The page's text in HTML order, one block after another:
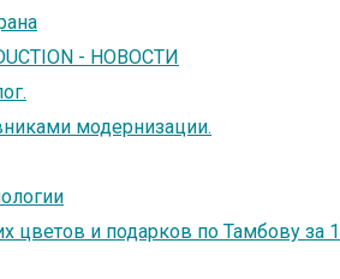
- НОВОСТИ
модернизации.
цветов и подарков по Тамбову за